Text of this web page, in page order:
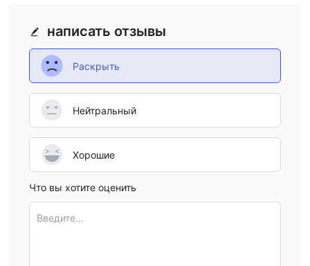
написать отзывы
Раскрыть
Нейтральный
Хорошие
Что вы хотите оценить
Введите...